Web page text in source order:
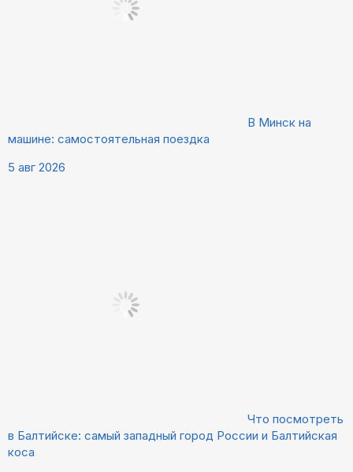
В Минск на
машине: самостоятельная поездка
5 авг 2026
Что посмотреть
в Балтийске: самый западный город России и Балтийская
коса